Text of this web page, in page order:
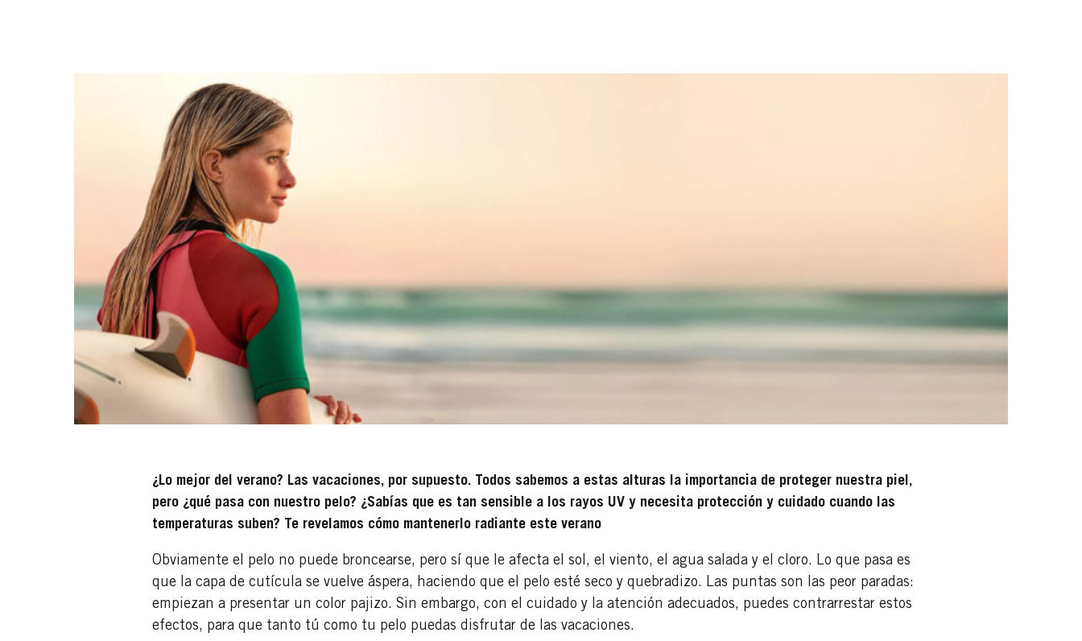
¿Lo mejor del verano? Las vacaciones, por supuesto. Todos sabemos a estas alturas la importancia de proteger nuestra piel,
pero ¿qué pasa con nuestro pelo? ¿Sabías que es tan sensible a los rayos UV y necesita protección y cuidado cuando las
temperaturas suben? Te revelamos cómo mantenerlo radiante este verano
Obviamente el pelo no puede broncearse, pero sí que le afecta el sol, el viento, el agua salada y el cloro. Lo que pasa es
que la capa de cutícula se vuelve áspera, haciendo que el pelo esté seco y quebradizo. Las puntas son las peor paradas:
empiezan a presentar un color pajizo. Sin embargo, con el cuidado y la atención adecuados, puedes contrarrestar estos
efectos, para que tanto tú como tu pelo puedas disfrutar de las vacaciones.